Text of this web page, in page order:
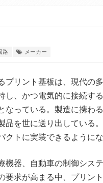
路 メーカー
プリント基板は、現代の
し、かつ電気的に接続す
なっている。製造に携わ
品を世に送り出している
トに実装できるようにな
機器、自動車の制御シス
要求が高まる中、プリン